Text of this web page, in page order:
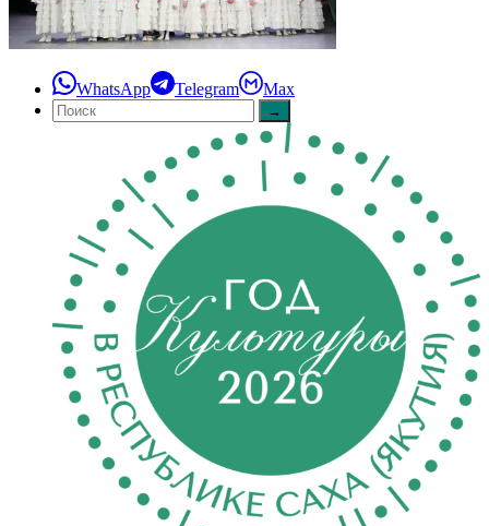
WhatsApp Telegram Max